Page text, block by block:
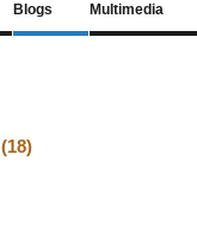
Blogs Multimedia
(18)